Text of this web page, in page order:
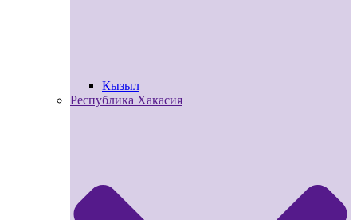
Кызыл
Республика Хакасия